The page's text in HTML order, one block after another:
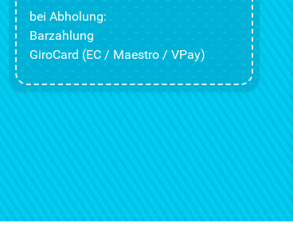
bei Abholung:
Barzahlung
GiroCard (EC / Maestro / VPay)